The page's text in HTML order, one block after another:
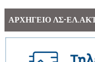
ΑΡΧΗΓΕΙΟ ΛΣ-